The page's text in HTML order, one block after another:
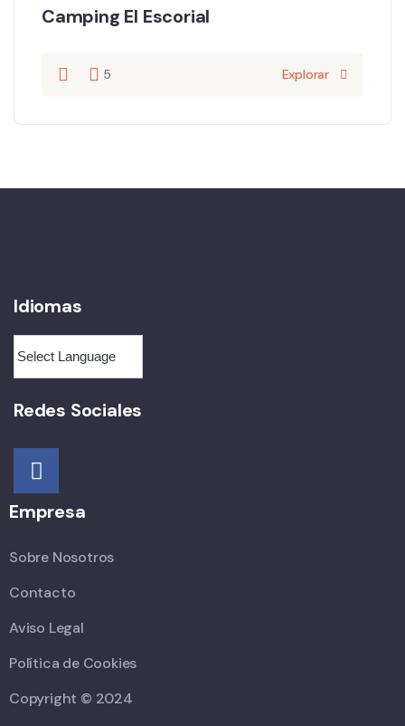
Camping El Escorial
5 Explorar
Idiomas
Redes Sociales
Empresa
Sobre Nosotros
Contacto
Aviso Legal
Política de Cookies
Copyright © 2024